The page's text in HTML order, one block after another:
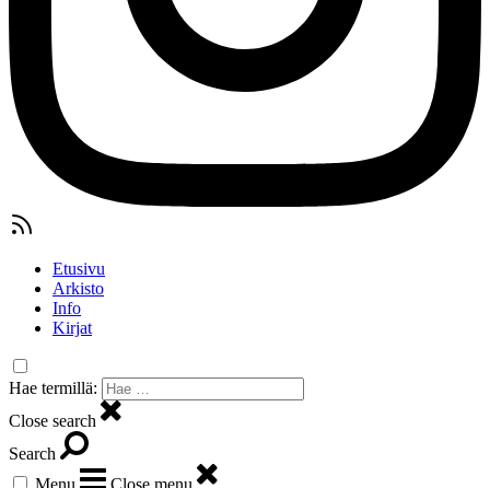
Etusivu
Arkisto
Info
Kirjat
Hae termillä:
Close search
Search
Menu
Close menu